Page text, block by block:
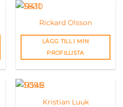
Rickard Olsson
LÄGG TILL I MIN
PROFILLISTA
Kristian Luuk